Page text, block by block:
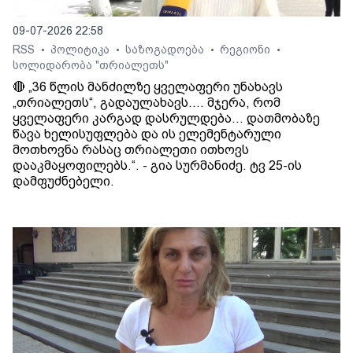
09-07-2026 22:58
RSS
• პოლიტიკა • საზოგადოება • რეგიონი •
სოლიდარობა "თრიალეთს"
🔴 „36 წლის მანძილზე ყველაფერი უნახავს
„თრიალეთს“, გადაულახავს.... მჯერა, რომ
ყველაფერი კარგად დასრულდება... დათმობაზე
წავა ხელისუფლება და ის ელემენტარული
მოთხოვნა რასაც თრიალეთი ითხოვს
დააკმაყოფილებს.“. - გია სურმანიძე. ტვ 25-ის
დამფუძნებელი.